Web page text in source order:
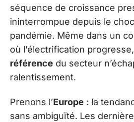
séquence de croissance
ininterrompue depuis le
pandémie. Même dans un
où l’électrification
référence du secteur
ralentissement.
Prenons l’Europe : la
sans ambiguïté. Les